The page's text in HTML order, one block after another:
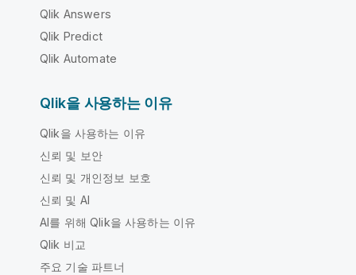
Qlik Answers
Qlik Predict
Qlik Automate
Qlik을 사용하는 이유
Qlik을 사용하는 이유
신뢰 및 보안
신뢰 및 개인정보 보호
신뢰 및 AI
AI를 위해 Qlik을 사용하는 이유
Qlik 비교
주요 기술 파트너